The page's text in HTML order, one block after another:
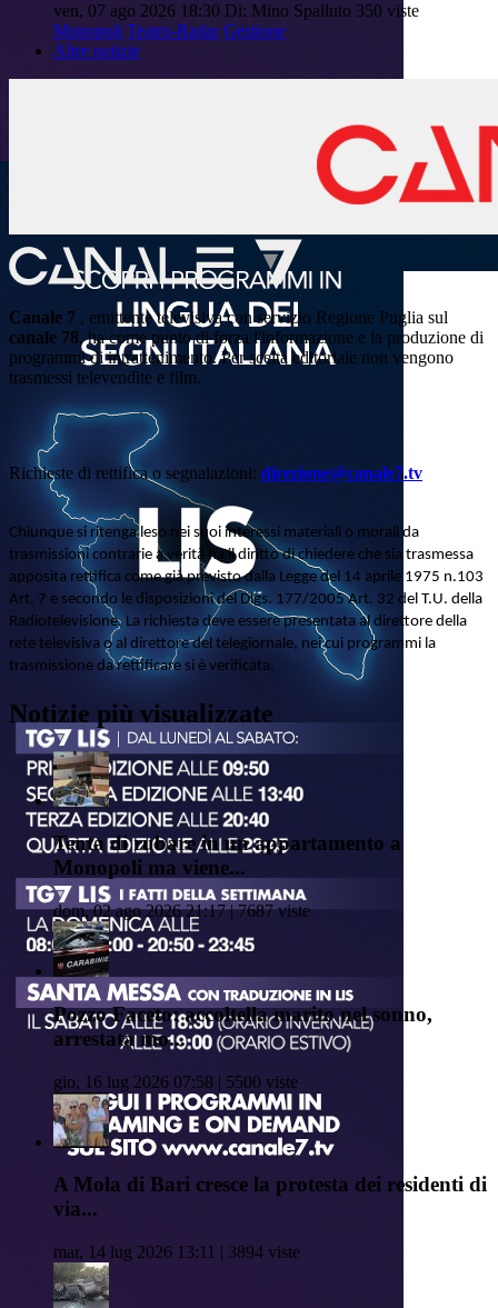
ven, 07 ago 2026 18:30 Di: Mino Spalluto 350 viste
Monopoli Teatro-Radar Gestione
Altre notizie
Canale 7 , emittente televisiva con servizio Regione Puglia sul
canale 78, ha come punto di forza l'informazione e la produzione di
programmi di intrattenimento. Per scelta editoriale non vengono
trasmessi televendite e film.
Richieste di rettifica o segnalazioni: direzione@canale7.tv
Chiunque si ritenga leso nei suoi interessi materiali o morali da
trasmissioni contrarie a verità ha il diritto di chiedere che sia trasmessa
apposita rettifica come già previsto dalla Legge del 14 aprile 1975 n.103
Art. 7 e secondo le disposizioni del Dlgs. 177/2005 Art. 32 del T.U. della
Radiotelevisione. La richiesta deve essere presentata al direttore della
rete televisiva o al direttore del telegiornale, nei cui programmi la
trasmissione da rettificare si è verificata.
Notizie più visualizzate
Tenta di rubare in un appartamento a
Monopoli ma viene...
dom, 02 ago 2026 21:17 | 7687 viste
Pozzo Faceto: accoltella marito nel sonno,
arrestata mo...
gio, 16 lug 2026 07:58 | 5500 viste
A Mola di Bari cresce la protesta dei residenti di
via...
mar, 14 lug 2026 13:11 | 3894 viste